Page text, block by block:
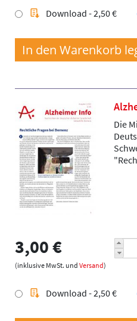
Download - 2,50 €
Die
3,00 €
(inklusive MwSt. und Versand)
Download - 2,50 €